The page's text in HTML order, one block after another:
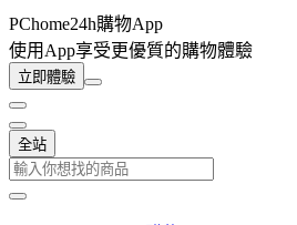
PChome24h購物App
使用App享受更優質的購物體驗
立即體驗
全站